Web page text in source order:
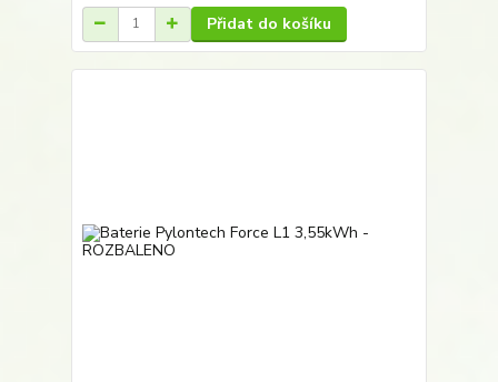
Přidat do košíku